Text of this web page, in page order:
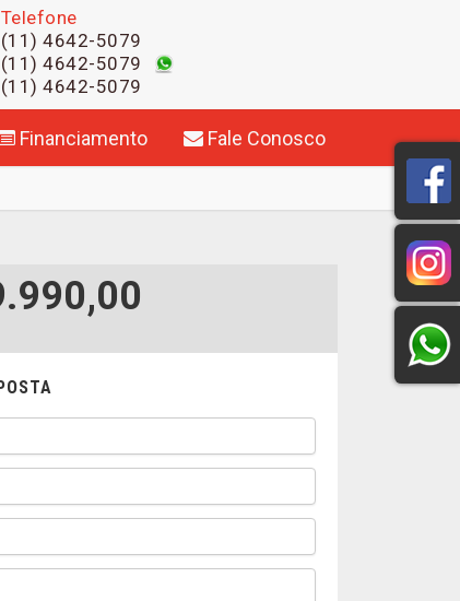
Telefone
(11) 4642-5079
(11) 4642-5079
(11) 4642-5079
Financiamento Fale Conosco